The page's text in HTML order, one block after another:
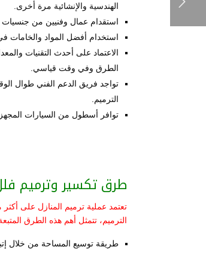
الهندسية والإنشائية مرة أخرى.
استقدام عمال وفنيين من
استخدام أفضل المواد والخامات
الاعتماد على أحدث التقنيات
الطرق وفي وقت قياسي.
الترميم.
توافر أسطول من السيارات
طرق تكسير وترميم
تعتمد عملية ترميم المنازل على
الترميم، تتمثل أهم هذه الطرق
طريقة توسيع المساحة من خلال